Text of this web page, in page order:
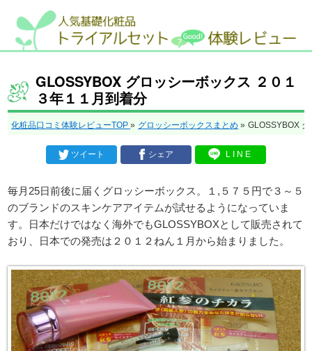
GLOSSYBOX グロッシーボックス ２０１
３年１１月到着分
化粧品口コミ体験レビューTOP » グロッシーボックスまとめ » GLOSSYBOX
ツイート シェア LINE
毎月25日前後に届くグロッシーボックス。１,５７５円で３～５
のブランドのスキンケアアイテムが試せるようになっていま
す。日本だけではなく海外でもGLOSSYBOXとして販売されて
おり、日本での発売は２０１２ねん１月から始まりました。